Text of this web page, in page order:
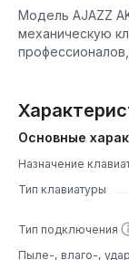
Модель AJAZZ
механическую
технологии
эргономику,
динамичных
офисной работы.
Благодаря
клавиатура
оставляя
мыши. Наличие
Основные
Назначение
Тип клавиатуры
Тип подключения
Пыле-, влаго-,